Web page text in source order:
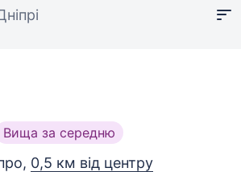
Вища за середню
0,5 км від центру